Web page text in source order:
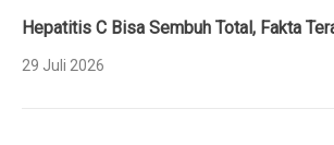
Hepatitis C Bisa Sembuh Total, Fakta
29 Juli 2026